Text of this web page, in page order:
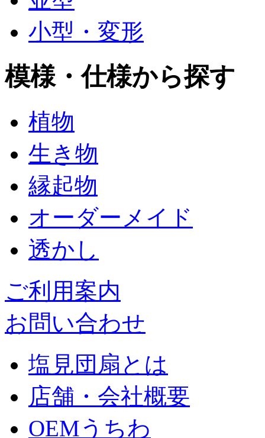
小型・変形
模様・仕様から探す
植物
生き物
縁起物
オーダーメイド
透かし
ご利用案内
お問い合わせ
塩見団扇とは
店舗・会社概要
OEMうちわ